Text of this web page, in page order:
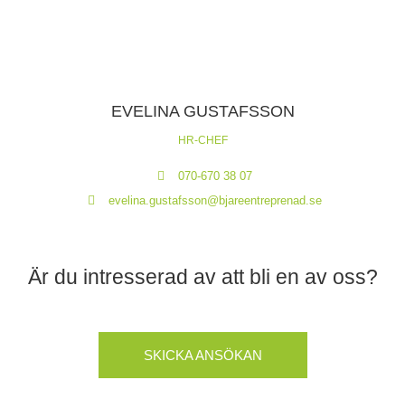
EVELINA GUSTAFSSON
HR-CHEF
070-670 38 07
evelina.gustafsson@bjareentreprenad.se
Är du intresserad av att bli en av oss?
SKICKA ANSÖKAN